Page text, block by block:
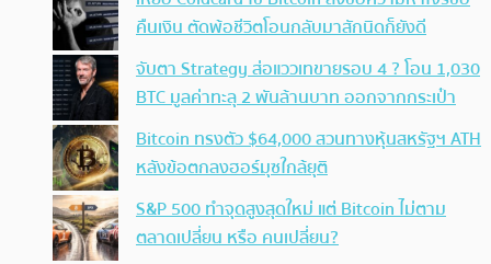
คืนเงิน ตัดพ้อชีวิตโอนกลับมาสักนิดก็ยังดี
จับตา Strategy ส่อแววเทขายรอบ 4 ? โอน 1,030
BTC มูลค่าทะลุ 2 พันล้านบาท ออกจากกระเป๋า
Bitcoin ทรงตัว $64,000 สวนทางหุ้นสหรัฐฯ ATH
หลังข้อตกลงฮอร์มุซใกล้ยุติ
S&P 500 ทำจุดสูงสุดใหม่ แต่ Bitcoin ไม่ตาม
ตลาดเปลี่ยน หรือ คนเปลี่ยน?